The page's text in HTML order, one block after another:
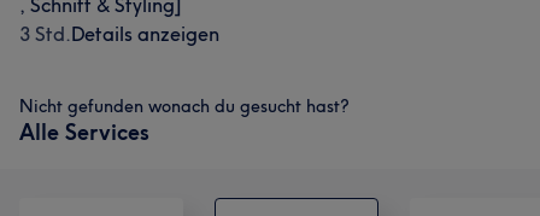
, Schnitt & Styling]
3 Std.Details anzeigen
Nicht gefunden wonach du gesucht hast?
Alle Services